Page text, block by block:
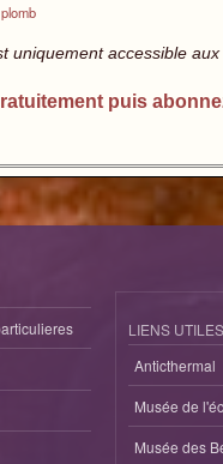
uniquement accessible aux
puis
LIENS UTILES
Anticthermal
Musée de
Musée des